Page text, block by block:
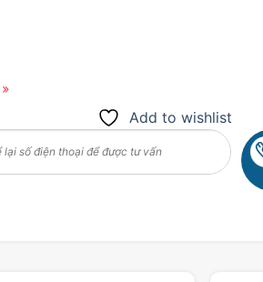
Add to wishlist